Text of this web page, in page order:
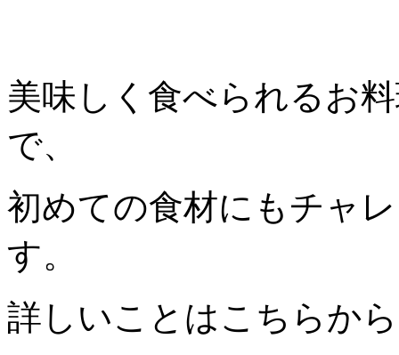
美味しく食べられるお
で、
初めての食材にもチャ
す。
詳しいことはこちらか